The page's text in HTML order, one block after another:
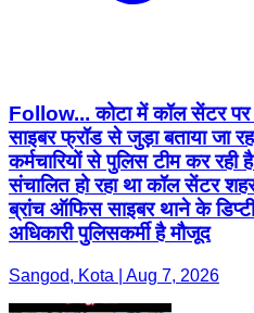
Follow... कोटा में कॉल सेंटर
साइबर फ्रॉड से जुड़ा बताया जा
कर्मचारियों से पुलिस टीम कर रही
संचालित हो रहा था कॉल सेंटर
ब्रांच ऑफिस साइबर थाने के
अधिकारी पुलिसकर्मी है मौजूद
Sangod, Kota | Aug 7, 2026